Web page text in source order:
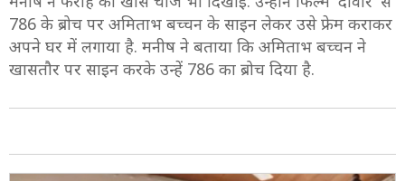
786 के ब्रोच पर अमिताभ बच्चन के साइन लेकर उसे फ्रेम कराकर
अपने घर में लगाया है. मनीष ने बताया कि अमिताभ बच्चन ने
खासतौर पर साइन करके उन्हें 786 का ब्रोच दिया है.